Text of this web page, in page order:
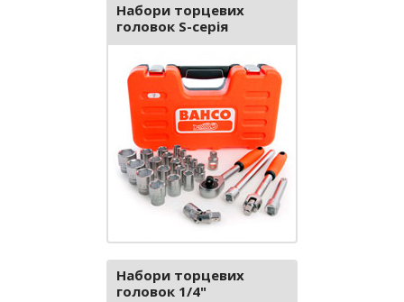
Набори торцевих
головок S-серія
Набори торцевих
головок 1/4"